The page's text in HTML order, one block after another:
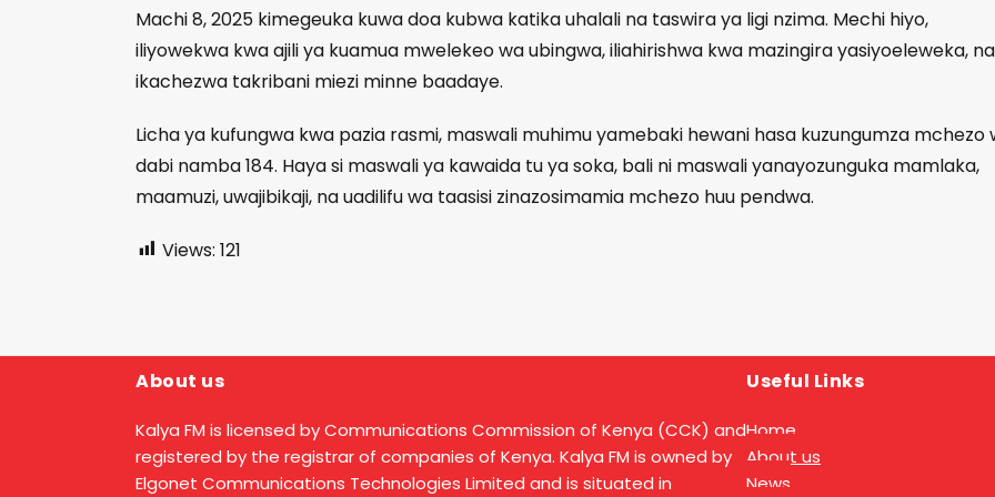
Machi 8, 2025 kimegeuka kuwa doa kubwa katika uhalali na taswira ya ligi nzima. Mechi hiyo,
iliyowekwa kwa ajili ya kuamua mwelekeo wa ubingwa, iliahirishwa kwa mazingira yasiyoeleweka, na
ikachezwa takribani miezi minne baadaye.
Licha ya kufungwa kwa pazia rasmi, maswali muhimu yamebaki hewani hasa kuzungumza mchezo
dabi namba 184. Haya si maswali ya kawaida tu ya soka, bali ni maswali yanayozunguka mamlaka,
maamuzi, uwajibikaji, na uadilifu wa taasisi zinazosimamia mchezo huu pendwa.
Views: 121
About us
Kalya FM is licensed by Communications Commission of Kenya (CCK) and
registered by the registrar of companies of Kenya. Kalya FM is owned by
Elgonet Communications Technologies Limited and is situated in
Useful Links
Home
About us
News